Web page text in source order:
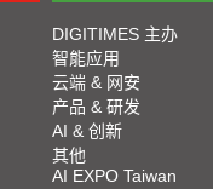
DIGITIMES 主办
智能应用
云端 & 网安
产品 & 研发
AI & 创新
其他
AI EXPO Taiwan